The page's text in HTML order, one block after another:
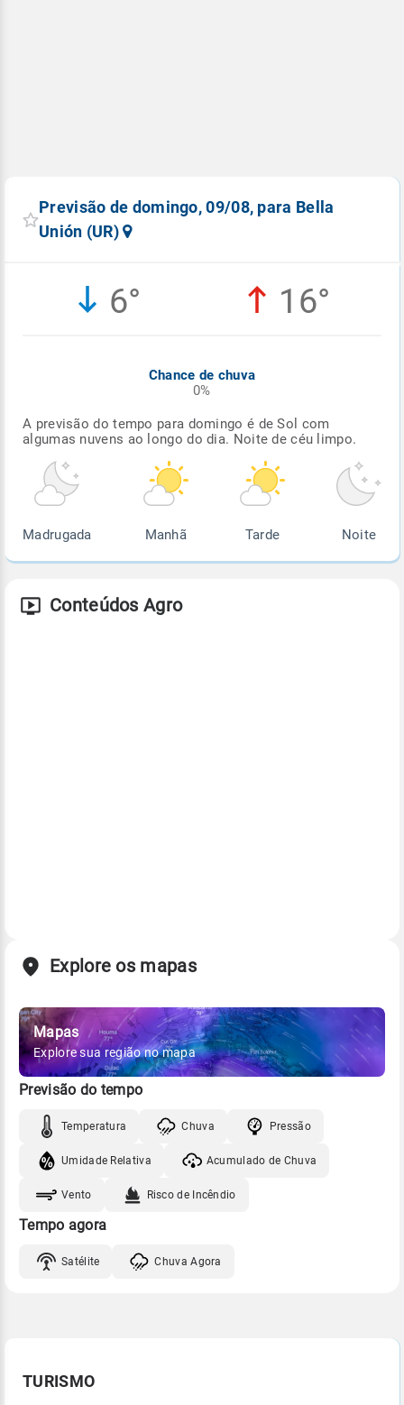
Previsão de domingo, 09/08, para Bella
Unión (UR)
6° 16°
Chance de chuva
0%
A previsão do tempo para domingo é de Sol com
algumas nuvens ao longo do dia. Noite de céu limpo.
Madrugada Manhã Tarde Noite
Conteúdos Agro
Explore os mapas
Mapas
Explore sua região no mapa
Previsão do tempo
Temperatura Chuva Pressão
Umidade Relativa Acumulado de Chuva
Vento Risco de Incêndio
Tempo agora
Satélite Chuva Agora
TURISMO